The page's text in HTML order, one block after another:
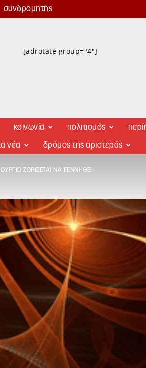
συνδρομητής
[adrotate group="4"]
κοινωνία πολιτισμός
νέα δρόμος της αριστεράς
ΖΟΡΊΖΕΤΑΙ ΝΑ ΓΕΝΝΗΘΕΊ